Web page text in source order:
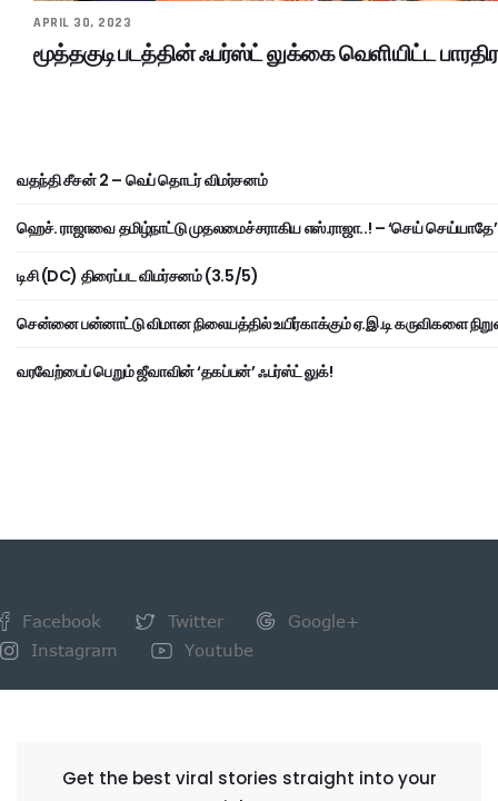
APRIL 30, 2023
மூத்தகுடி படத்தின் ஃபர்ஸ்ட் லுக்கை வெளியிட்ட
வதந்தி சீசன் 2 – வெப் தொடர் விமர்சனம்
ஹெச். ராஜாவை தமிழ்நாட்டு முதலமைச்சராகிய எஸ்.ராஜா..! – ‘செய் செய்யாதே’
டிசி (DC) திரைப்பட விமர்சனம் (3.5/5)
சென்னை பன்னாட்டு விமான நிலையத்தில் உயிர்காக்கும் ஏ.இ.டி கருவிகளை
வரவேற்பைப் பெறும் ஜீவாவின் ‘தகப்பன்’ ஃபர்ஸ்ட் லுக்!
Facebook Twitter
Google+
Instagram
Youtube
Get the best viral stories straight into your